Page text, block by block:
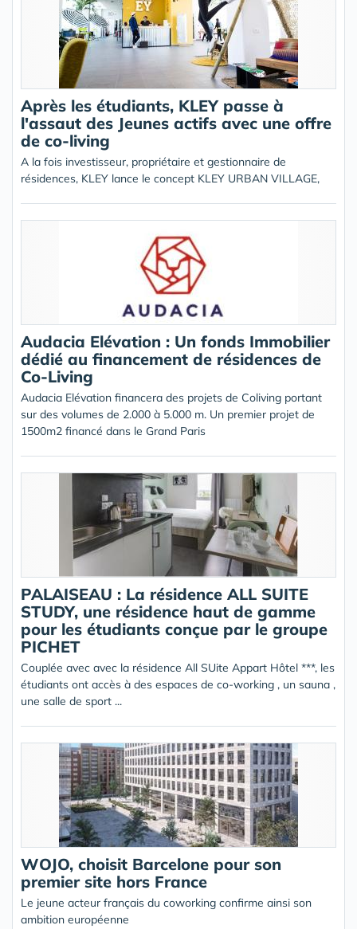
Après les étudiants, KLEY passe à
l'assaut des Jeunes actifs avec une offre
de co-living
A la fois investisseur, propriétaire et gestionnaire de
résidences, KLEY lance le concept KLEY URBAN VILLAGE,
Audacia Elévation : Un fonds Immobilier
dédié au financement de résidences de
Co-Living
Audacia Elévation financera des projets de Coliving portant
sur des volumes de 2.000 à 5.000 m. Un premier projet de
1500m2 financé dans le Grand Paris
PALAISEAU : La résidence ALL SUITE
STUDY, une résidence haut de gamme
pour les étudiants conçue par le groupe
PICHET
Couplée avec avec la résidence All SUite Appart Hôtel ***, les
étudiants ont accès à des espaces de co-working , un sauna ,
une salle de sport ...
WOJO, choisit Barcelone pour son
premier site hors France
Le jeune acteur français du coworking confirme ainsi son
ambition européenne